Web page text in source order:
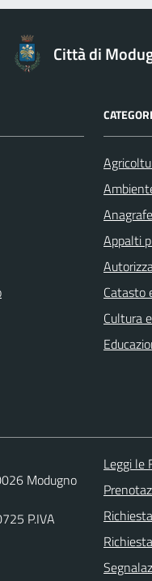
Città di
Appalti
Catasto
Cultura
Modugno
P.IVA
Leggi le